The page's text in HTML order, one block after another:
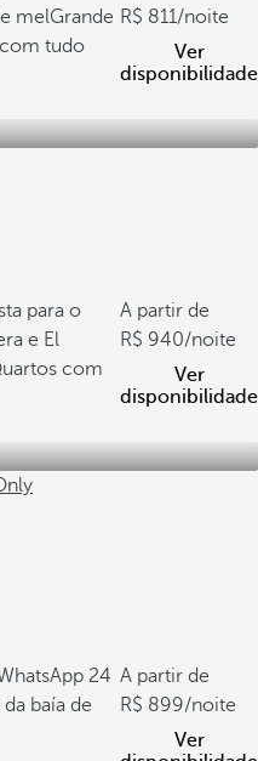
melGrande
tudo
811/noite
Ver
disponibilidade
para o
e El
com
A partir de
940/noite
Ver
disponibilidade
24
baía de
A partir de
899/noite
Ver